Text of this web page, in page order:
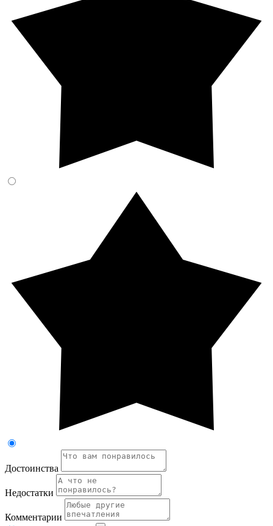
Достоинства
Недостатки
Комментарии